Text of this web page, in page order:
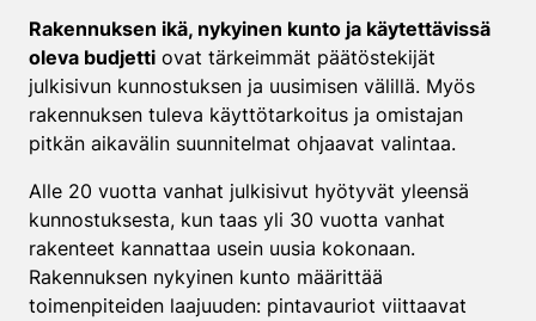
Rakennuksen ikä, nykyinen kunto ja käytettävissä
oleva budjetti ovat tärkeimmät päätöstekijät
julkisivun kunnostuksen ja uusimisen välillä. Myös
rakennuksen tuleva käyttötarkoitus ja omistajan
pitkän aikavälin suunnitelmat ohjaavat valintaa.
Alle 20 vuotta vanhat julkisivut hyötyvät yleensä
kunnostuksesta, kun taas yli 30 vuotta vanhat
rakenteet kannattaa usein uusia kokonaan.
Rakennuksen nykyinen kunto määrittää
toimenpiteiden laajuuden: pintavauriot viittaavat